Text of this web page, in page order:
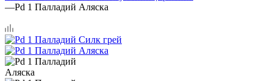
—Pd 1 Палладий Аляска